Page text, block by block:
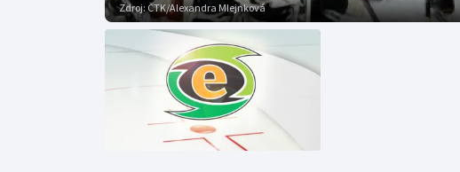
Zdroj: ČTK/Alexandra Mlejnková